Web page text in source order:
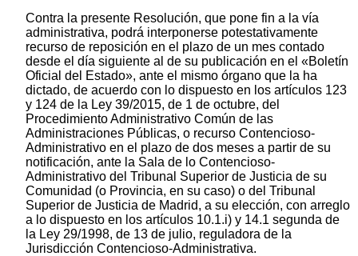
Contra la presente Resolución, que pone fin a la vía
administrativa, podrá interponerse potestativamente
recurso de reposición en el plazo de un mes contado
desde el día siguiente al de su publicación en el «Boletín
Oficial del Estado», ante el mismo órgano que la ha
dictado, de acuerdo con lo dispuesto en los artículos 123
y 124 de la Ley 39/2015, de 1 de octubre, del
Procedimiento Administrativo Común de las
Administraciones Públicas, o recurso Contencioso-
Administrativo en el plazo de dos meses a partir de su
notificación, ante la Sala de lo Contencioso-
Administrativo del Tribunal Superior de Justicia de su
Comunidad (o Provincia, en su caso) o del Tribunal
Superior de Justicia de Madrid, a su elección, con arreglo
a lo dispuesto en los artículos 10.1.i) y 14.1 segunda de
la Ley 29/1998, de 13 de julio, reguladora de la
Jurisdicción Contencioso-Administrativa.